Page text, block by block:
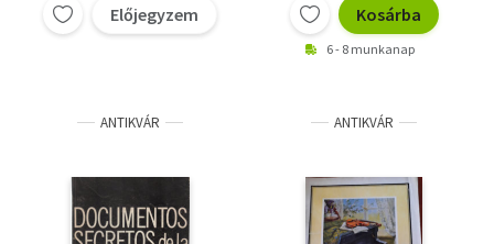
Előjegyzem Kosárba
6 - 8 munkanap
ANTIKVÁR ANTIKVÁR